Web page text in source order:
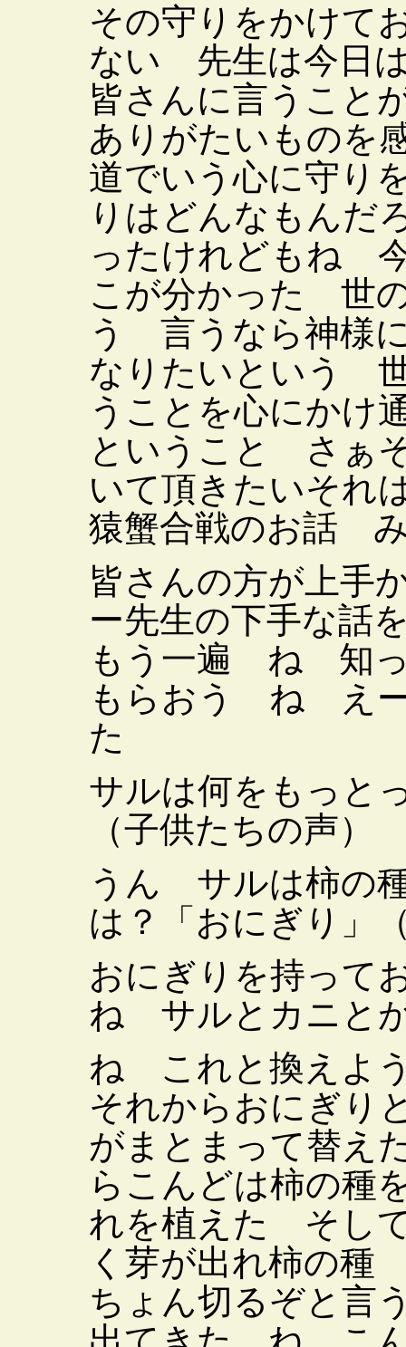
その守りをかけて
ない 先生は今日
皆さんに言うこと
ありがたいものを
道でいう心に守り
りはどんなもんだ
ったけれどもね
こが分かった 世
う 言うなら神様
なりたいという
うことを心にかけ
ということ さぁ
いて頂きたいそ
猿蟹合戦のお話
皆さんの方が上手
ー先生の下手な
もう一遍 ね 知っ
もらおう ね えー
た
サルは何をもっと
（子供たちの声）
うん サルは柿の
は？「おにぎり」
おにぎりを持っ
ね サルとカニと
ね これと換えよ
それからおにぎり
がまとまって替
らこんどは柿の
れを植えた そし
く芽が出れ柿の
ちょん切るぞと言